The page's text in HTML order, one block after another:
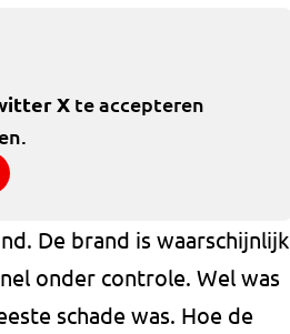
Xte accepteren
De brand is waarschijnlijk
onder controle. Wel was
schade was. Hoe de